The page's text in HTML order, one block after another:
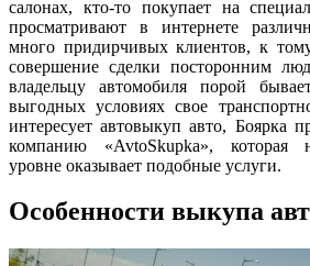
салонах, кто-то покупает на
просматривают в интернете
много придирчивых клиентов, к
совершение сделки посторонним
владельцу автомобиля порой
выгодных условиях свое
интересует автовыкуп авто, Боярка
компанию «AvtoSkupka», которая
уровне оказывает подобные услуги.
Особенности выкупа